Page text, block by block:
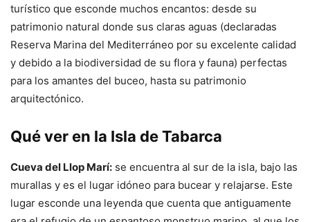
turístico que esconde muchos encantos: desde su
patrimonio natural donde sus claras aguas (declaradas
Reserva Marina del Mediterráneo por su excelente calidad
y debido a la biodiversidad de su flora y fauna) perfectas
para los amantes del buceo, hasta su patrimonio
arquitectónico.
Qué ver en la Isla de Tabarca
Cueva del Llop Marí: se encuentra al sur de la isla, bajo las
murallas y es el lugar idóneo para bucear y relajarse. Este
lugar esconde una leyenda que cuenta que antiguamente